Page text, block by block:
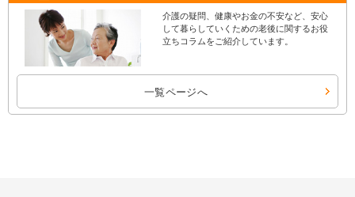
介護の疑問、健康やお金の不安など、安心
して暮らしていくための老後に関するお役
立ちコラムをご紹介しています。
一覧ページへ